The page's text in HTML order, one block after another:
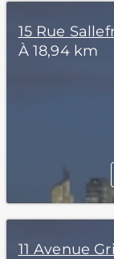
15 Rue
À 18,94 km
11 Avenue